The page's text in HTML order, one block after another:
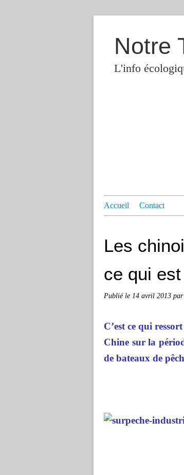
Notre
L'info
Accueil Contact
Les
ce qui
Publié le 14 avril 2013 par
C’est ce qui
Chine sur la
de bateaux de